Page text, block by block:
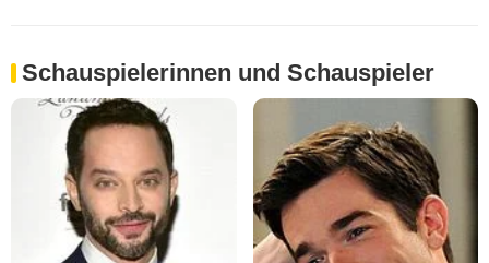
Schauspielerinnen und Schauspieler